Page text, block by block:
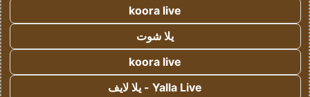
koora live
يلا شوت
koora live
Yalla Live - يلا لايف